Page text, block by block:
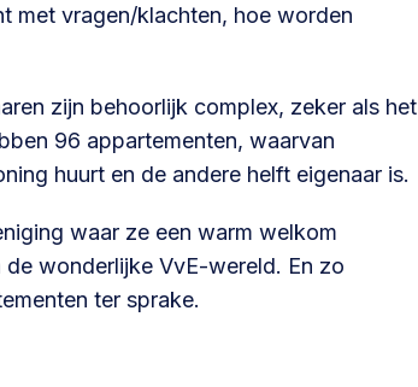
met vragen/klachten, hoe worden
zijn behoorlijk complex, zeker als het
96 appartementen, waarvan
huurt en de andere helft eigenaar is.
waar ze een warm welkom
wonderlijke VvE-wereld. En zo
ter sprake.